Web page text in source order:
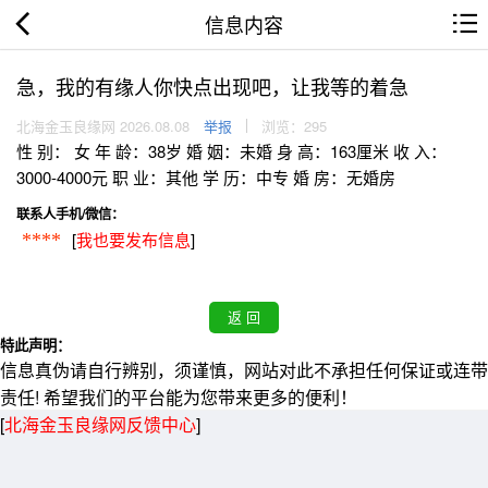
信息内容
急，我的有缘人你快点出现吧，让我等的着急
北海金玉良缘网 2026.08.08 举报 浏览：295
性 别： 女 年 龄：38岁 婚 姻：未婚 身 高：163厘米 收 入：
3000-4000元 职 业：其他 学 历：中专 婚 房：无婚房
联系人手机/微信：
**** [我也要发布信息]
特此声明：
信息真伪请自行辨别，须谨慎，网站对此不承担任何保证或连带
责任! 希望我们的平台能为您带来更多的便利！
[北海金玉良缘网反馈中心]